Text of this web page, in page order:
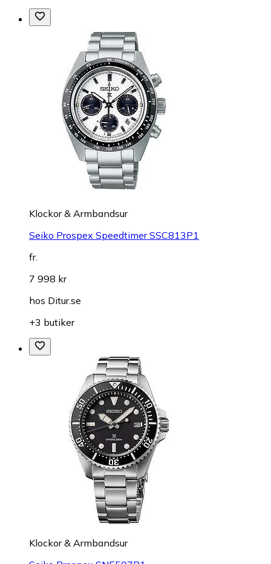
Klockor & Armbandsur
Seiko Prospex Speedtimer SSC813P1
fr.
7 998 kr
hos Ditur.se
+3 butiker
Klockor & Armbandsur